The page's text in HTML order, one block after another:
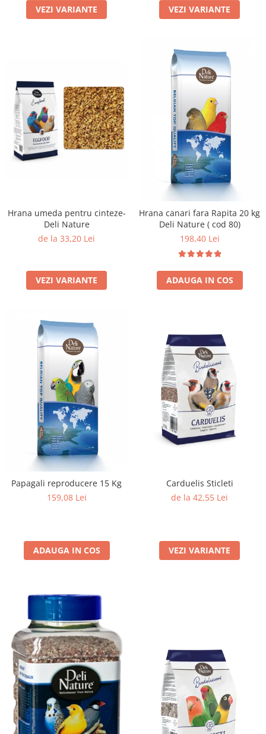
VEZI VARIANTE VEZI VARIANTE
Hrana umeda pentru cinteze-
Deli Nature
de la 33,20 Lei
VEZI VARIANTE
Hrana canari fara Rapita 20 kg
Deli Nature ( cod 80)
198,40 Lei
ADAUGA IN COS
Papagali reproducere 15 Kg
159,08 Lei
ADAUGA IN COS
Carduelis Sticleti
de la 42,55 Lei
VEZI VARIANTE